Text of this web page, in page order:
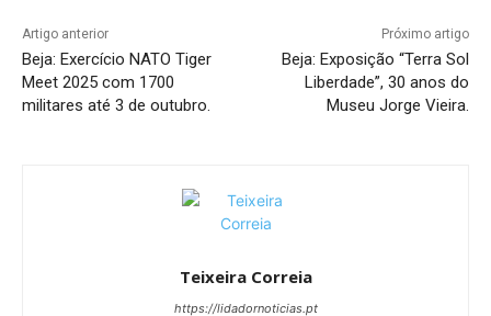
Artigo anterior
Beja: Exercício NATO Tiger
Meet 2025 com 1700
militares até 3 de outubro.
Próximo artigo
Beja: Exposição “Terra Sol
Liberdade”, 30 anos do
Museu Jorge Vieira.
Teixeira Correia
https://lidadornoticias.pt